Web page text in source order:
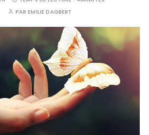
PAREMILIE DAGBERT